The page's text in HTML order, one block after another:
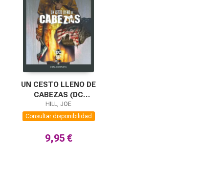
UN CESTO LLENO DE
CABEZAS (DC
POCKET)
HILL, JOE
Consultar disponibilidad
9,95 €